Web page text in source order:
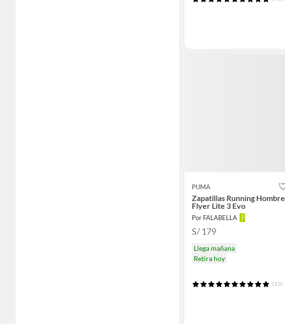
PUMA
Zapatillas Running Hombre
Flyer Lite 3 Evo
Por FALABELLA
S/ 179
Llega mañana
Retira hoy
(15)